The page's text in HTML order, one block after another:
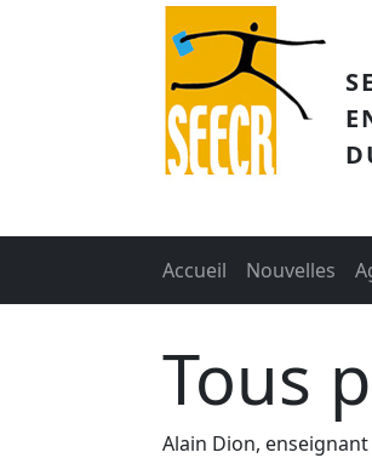
Aller au contenu principal
Main menu
Accueil Nouvelles
Tous
Alain Dion, enseignant